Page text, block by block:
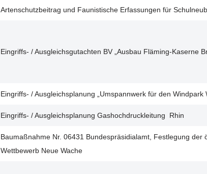
Artenschutzbeitrag und Faunistische Erfassungen für
Eingriffs- / Ausgleichsgutachten BV „Ausbau Fläming-Kaserne
Eingriffs- / Ausgleichsplanung „Umspannwerk für den Windpark
Eingriffs- / Ausgleichsplanung Gashochdruckleitung Rhin
Baumaßnahme Nr. 06431 Bundespräsidialamt, Festlegung der
Wettbewerb Neue Wache